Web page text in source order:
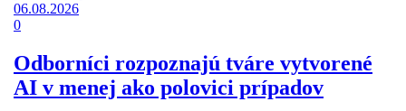
06.08.2026
0
Odborníci rozpoznajú tváre vytvorené
AI v menej ako polovici prípadov